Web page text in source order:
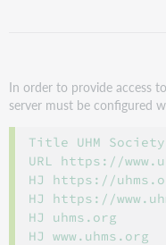
In order to provide access
server must be configured
Title UHM
URL https://
HJ https://
HJ https://
HJ uhms.org
HJ www.uhms.org